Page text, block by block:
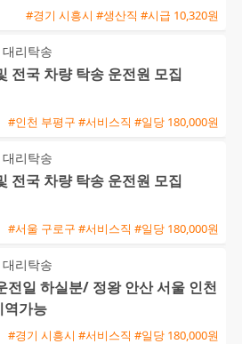
#경기 시흥시 #생산직 #시급 10,320원
리탁송
전국 차량 탁송 운전원 모집
#인천 부평구 #서비스직 #일당 180,000원
리탁송
전국 차량 탁송 운전원 모집
#서울 구로구 #서비스직 #일당 180,000원
리탁송
전일 하실분/ 정왕 안산 서울 인천
역가능
#경기 시흥시 #서비스직 #일당 180,000원